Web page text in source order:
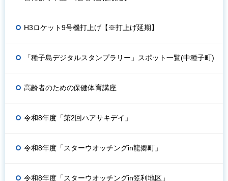
H3ロケット9号機打上げ【※打上げ延期】
「種子島デジタルスタンプラリー」スポット一覧(中種子町)
高齢者のための保健体育講座
令和8年度「第2回ハアサキデイ」
令和8年度「スターウオッチングin龍郷町」
令和8年度「スターウオッチングin笠利地区」